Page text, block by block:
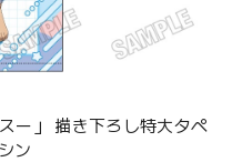
ー」 描き下ろし特大タペ
ン